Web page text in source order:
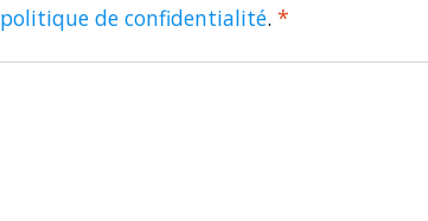
politique de confidentialité. *